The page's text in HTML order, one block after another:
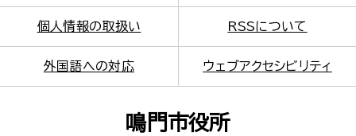
個人情報の取扱い RSSについて
外国語への対応 ウェブアクセシビリティ
鳴門市役所